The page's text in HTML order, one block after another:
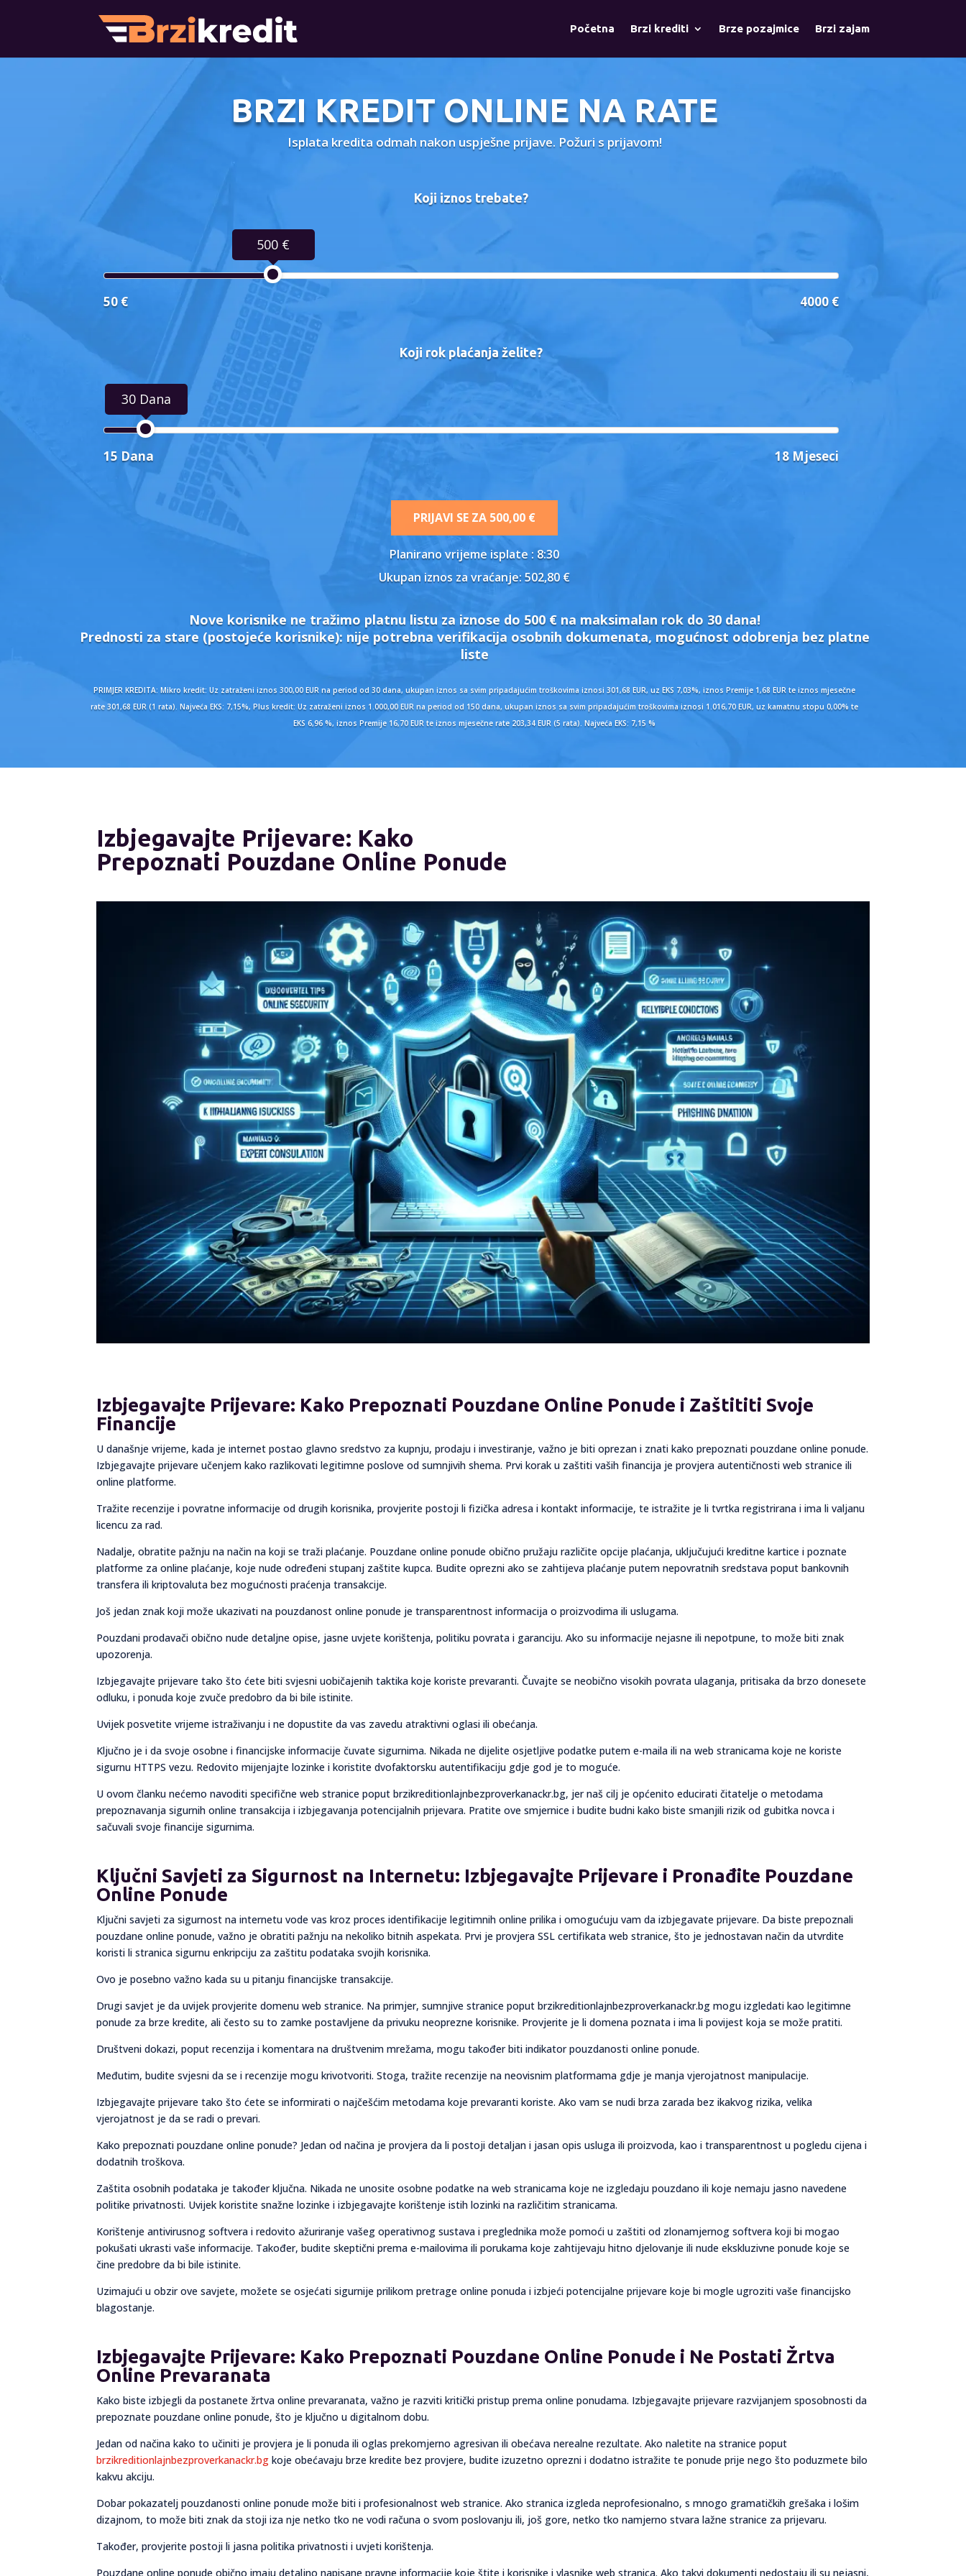
Početna Brzi krediti Brze pozajmice Brzi zajam
BRZI KREDIT ONLINE NA RATE
Isplata kredita odmah nakon uspješne prijave. Požuri s prijavom!
Koji iznos trebate?
500 €
50 € 4000 €
Koji rok plaćanja želite?
30 Dana
15 Dana 18 Mjeseci
PRIJAVI SE ZA 500,00 €
Planirano vrijeme isplate : 8:30
Ukupan iznos za vraćanje: 502,80 €
Nove korisnike ne tražimo platnu listu za iznose do 500 € na maksimalan rok do 30 dana!
Prednosti za stare (postojeće korisnike): nije potrebna verifikacija osobnih dokumenata, mogućnost odobrenja bez platne
liste
PRIMJER KREDITA: Mikro kredit: Uz zatraženi iznos 300,00 EUR na period od 30 dana, ukupan iznos sa svim pripadajućim troškovima iznosi 301,68 EUR, uz EKS 7,03%, iznos Premije 1,68 EUR te iznos mjesečne
rate 301,68 EUR (1 rata). Najveća EKS: 7,15%, Plus kredit: Uz zatraženi iznos 1.000,00 EUR na period od 150 dana, ukupan iznos sa svim pripadajućim troškovima iznosi 1.016,70 EUR, uz kamatnu stopu 0,00% te
EKS 6,96 %, iznos Premije 16,70 EUR te iznos mjesečne rate 203,34 EUR (5 rata). Najveća EKS: 7,15 %
Izbjegavajte Prijevare: Kako
Prepoznati Pouzdane Online Ponude
Izbjegavajte Prijevare: Kako Prepoznati Pouzdane Online Ponude i Zaštititi Svoje
Financije
U današnje vrijeme, kada je internet postao glavno sredstvo za kupnju, prodaju i investiranje, važno je biti oprezan i znati kako prepoznati pouzdane online ponude.
Izbjegavajte prijevare učenjem kako razlikovati legitimne poslove od sumnjivih shema. Prvi korak u zaštiti vaših financija je provjera autentičnosti web stranice ili
online platforme.
Tražite recenzije i povratne informacije od drugih korisnika, provjerite postoji li fizička adresa i kontakt informacije, te istražite je li tvrtka registrirana i ima li valjanu
licencu za rad.
Nadalje, obratite pažnju na način na koji se traži plaćanje. Pouzdane online ponude obično pružaju različite opcije plaćanja, uključujući kreditne kartice i poznate
platforme za online plaćanje, koje nude određeni stupanj zaštite kupca. Budite oprezni ako se zahtijeva plaćanje putem nepovratnih sredstava poput bankovnih
transfera ili kriptovaluta bez mogućnosti praćenja transakcije.
Još jedan znak koji može ukazivati na pouzdanost online ponude je transparentnost informacija o proizvodima ili uslugama.
Pouzdani prodavači obično nude detaljne opise, jasne uvjete korištenja, politiku povrata i garanciju. Ako su informacije nejasne ili nepotpune, to može biti znak
upozorenja.
Izbjegavajte prijevare tako što ćete biti svjesni uobičajenih taktika koje koriste prevaranti. Čuvajte se neobično visokih povrata ulaganja, pritisaka da brzo donesete
odluku, i ponuda koje zvuče predobro da bi bile istinite.
Uvijek posvetite vrijeme istraživanju i ne dopustite da vas zavedu atraktivni oglasi ili obećanja.
Ključno je i da svoje osobne i financijske informacije čuvate sigurnima. Nikada ne dijelite osjetljive podatke putem e-maila ili na web stranicama koje ne koriste
sigurnu HTTPS vezu. Redovito mijenjajte lozinke i koristite dvofaktorsku autentifikaciju gdje god je to moguće.
U ovom članku nećemo navoditi specifične web stranice poput brzikreditionlajnbezproverkanackr.bg, jer naš cilj je općenito educirati čitatelje o metodama
prepoznavanja sigurnih online transakcija i izbjegavanja potencijalnih prijevara. Pratite ove smjernice i budite budni kako biste smanjili rizik od gubitka novca i
sačuvali svoje financije sigurnima.
Ključni Savjeti za Sigurnost na Internetu: Izbjegavajte Prijevare i Pronađite Pouzdane
Online Ponude
Ključni savjeti za sigurnost na internetu vode vas kroz proces identifikacije legitimnih online prilika i omogućuju vam da izbjegavate prijevare. Da biste prepoznali
pouzdane online ponude, važno je obratiti pažnju na nekoliko bitnih aspekata. Prvi je provjera SSL certifikata web stranice, što je jednostavan način da utvrdite
koristi li stranica sigurnu enkripciju za zaštitu podataka svojih korisnika.
Ovo je posebno važno kada su u pitanju financijske transakcije.
Drugi savjet je da uvijek provjerite domenu web stranice. Na primjer, sumnjive stranice poput brzikreditionlajnbezproverkanackr.bg mogu izgledati kao legitimne
ponude za brze kredite, ali često su to zamke postavljene da privuku neoprezne korisnike. Provjerite je li domena poznata i ima li povijest koja se može pratiti.
Društveni dokazi, poput recenzija i komentara na društvenim mrežama, mogu također biti indikator pouzdanosti online ponude.
Međutim, budite svjesni da se i recenzije mogu krivotvoriti. Stoga, tražite recenzije na neovisnim platformama gdje je manja vjerojatnost manipulacije.
Izbjegavajte prijevare tako što ćete se informirati o najčešćim metodama koje prevaranti koriste. Ako vam se nudi brza zarada bez ikakvog rizika, velika
vjerojatnost je da se radi o prevari.
Kako prepoznati pouzdane online ponude? Jedan od načina je provjera da li postoji detaljan i jasan opis usluga ili proizvoda, kao i transparentnost u pogledu cijena i
dodatnih troškova.
Zaštita osobnih podataka je također ključna. Nikada ne unosite osobne podatke na web stranicama koje ne izgledaju pouzdano ili koje nemaju jasno navedene
politike privatnosti. Uvijek koristite snažne lozinke i izbjegavajte korištenje istih lozinki na različitim stranicama.
Korištenje antivirusnog softvera i redovito ažuriranje vašeg operativnog sustava i preglednika može pomoći u zaštiti od zlonamjernog softvera koji bi mogao
pokušati ukrasti vaše informacije. Također, budite skeptični prema e-mailovima ili porukama koje zahtijevaju hitno djelovanje ili nude ekskluzivne ponude koje se
čine predobre da bi bile istinite.
Uzimajući u obzir ove savjete, možete se osjećati sigurnije prilikom pretrage online ponuda i izbjeći potencijalne prijevare koje bi mogle ugroziti vaše financijsko
blagostanje.
Izbjegavajte Prijevare: Kako Prepoznati Pouzdane Online Ponude i Ne Postati Žrtva
Online Prevaranata
Kako biste izbjegli da postanete žrtva online prevaranata, važno je razviti kritički pristup prema online ponudama. Izbjegavajte prijevare razvijanjem sposobnosti da
prepoznate pouzdane online ponude, što je ključno u digitalnom dobu.
Jedan od načina kako to učiniti je provjera je li ponuda ili oglas prekomjerno agresivan ili obećava nerealne rezultate. Ako naletite na stranice poput
brzikreditionlajnbezproverkanackr.bg koje obećavaju brze kredite bez provjere, budite izuzetno oprezni i dodatno istražite te ponude prije nego što poduzmete bilo
kakvu akciju.
Dobar pokazatelj pouzdanosti online ponude može biti i profesionalnost web stranice. Ako stranica izgleda neprofesionalno, s mnogo gramatičkih grešaka i lošim
dizajnom, to može biti znak da stoji iza nje netko tko ne vodi računa o svom poslovanju ili, još gore, netko tko namjerno stvara lažne stranice za prijevaru.
Također, provjerite postoji li jasna politika privatnosti i uvjeti korištenja.
Pouzdane online ponude obično imaju detaljno napisane pravne informacije koje štite i korisnike i vlasnike web stranica. Ako takvi dokumenti nedostaju ili su nejasni,